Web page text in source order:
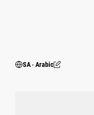
SA ‧ Arabic